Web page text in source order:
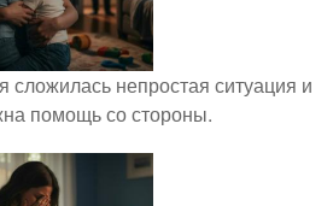
сложилась непростая ситуация и
помощь со стороны.